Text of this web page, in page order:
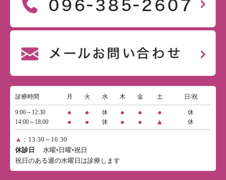
診療時間 月 火 水 木 金 土 日/祝
9:00～12:30 ● ● 休 ● ● ●
休
14:00～18:00
● ● 休 ● ● ▲ 休
▲ ：13:30～16:30
休診日
水曜•日曜•祝日
祝日のある週の水曜日は診療します